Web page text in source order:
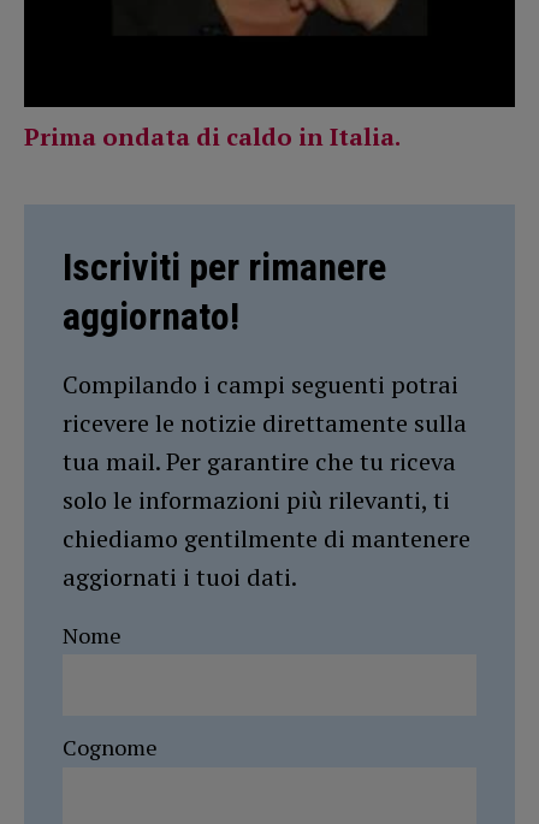
Prima ondata di caldo in Italia.
Iscriviti per rimanere
aggiornato!
Compilando i campi seguenti potrai
ricevere le notizie direttamente sulla
tua mail. Per garantire che tu riceva
solo le informazioni più rilevanti, ti
chiediamo gentilmente di mantenere
aggiornati i tuoi dati.
Nome
Cognome